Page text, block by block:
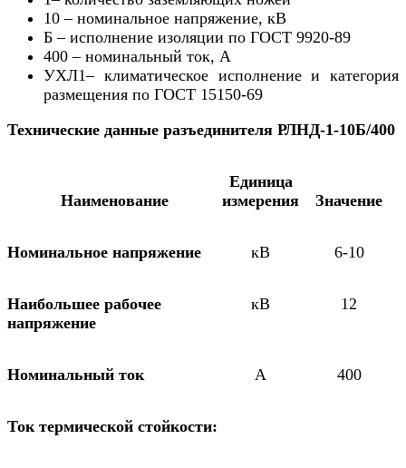
10 – номинальное напряжение, кВ
Б – исполнение изоляции по ГОСТ 9920-89
400 – номинальный ток, А
УХЛ1– климатическое исполнение и категория
размещения по ГОСТ 15150-69
Технические данные разъединителя РЛНД-1-10Б/400
Наименование
Единица
измерения
Значение
Номинальное напряжение кВ 6-10
Наибольшее рабочее
напряжение
кВ 12
Номинальный ток А 400
Ток термической стойкости: